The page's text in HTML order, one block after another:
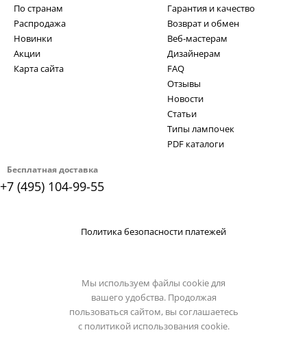
Бесплатная доставка
+7 (495) 104-99-55
По странам
Распродажа
Новинки
Акции
Карта сайта
Гарантия и качество
Возврат и обмен
Веб-мастерам
Дизайнерам
FAQ
Отзывы
Новости
Статьи
Типы лампочек
PDF каталоги
Политика безопасности платежей
Мы используем файлы cookie для
вашего удобства. Продолжая
пользоваться сайтом, вы соглашаетесь
с политикой использования cookie.